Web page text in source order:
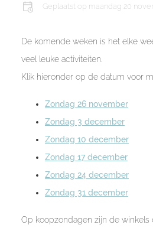
Geplaatst op maandag 20
De komende weken is het elke
veel leuke activiteiten.
Klik hieronder op de datum voor
Zondag 26 november
Zondag 3 december
Zondag 10 december
Zondag 17 december
Zondag 24 december
Zondag 31 december
Op koopzondagen zijn de winkels